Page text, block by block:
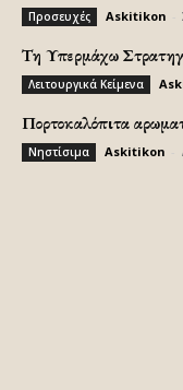
Προσευχές Askitikon
Τη Υπερμάχω
Λειτουργικά Κείμενα
Πορτοκαλόπιτα
Νηστίσιμα Askitikon